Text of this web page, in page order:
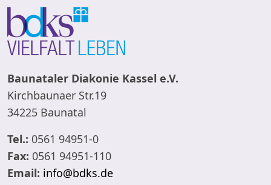
Baunataler Diakonie Kassel e.V.
Kirchbaunaer Str.19
34225 Baunatal
Tel.: 0561 94951-0
Fax: 0561 94951-110
Email: info@bdks.de